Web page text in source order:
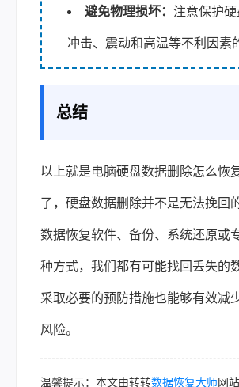
避免物理损坏： 注意保护
冲击、震动和高温等不利因素
总结
以上就是电脑硬盘数据删除怎么恢
了，硬盘数据删除并不是无法挽回
数据恢复软件、备份、系统还原或
种方式，我们都有可能找回丢失的
采取必要的预防措施也能够有效减
风险。
温馨提示：本文由转转数据恢复大师网